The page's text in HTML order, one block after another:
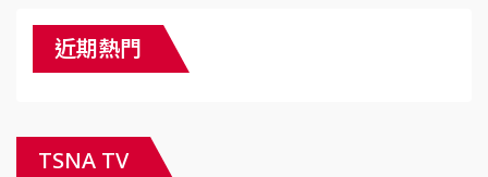
近期熱門
TSNA TV